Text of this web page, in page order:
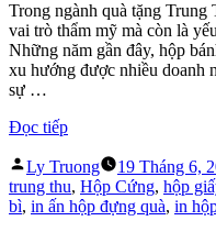
Trong ngành quà tặng Trung
vai trò thẩm mỹ mà còn là
Những năm gần đây, hộp
xu hướng được nhiều doanh
sự …
Đọc tiếp“Hộp
Trung
Thu
Tone
Đăng
bởi
Ly Truong 19 Tháng 6,
trung thu, Hộp Cứng, hộp
bì, in ấn hộp đựng quà, in